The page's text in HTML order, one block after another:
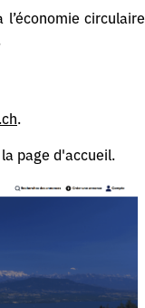
circulaire
.
page d'accueil.